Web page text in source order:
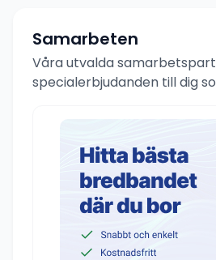
Samarbeten
Våra utvalda
specialerbjudanden till dig